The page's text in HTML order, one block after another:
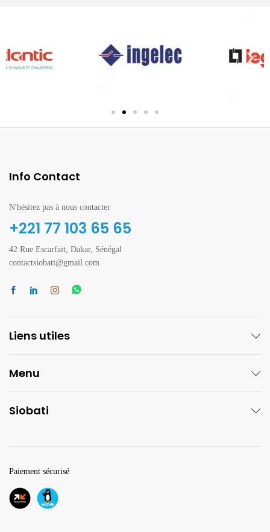
Info Contact
N'hésitez pas à nous contacter
+221 77 103 65 65
42 Rue Escarfait, Dakar, Sénégal
contactsiobati@gmail.com
Liens utiles
Menu
Siobati
Paiement sécurisé